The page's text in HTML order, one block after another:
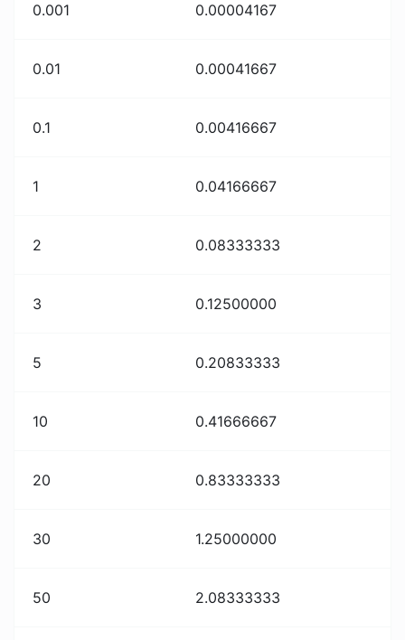
0.001 0.00004167
0.01 0.00041667
0.1 0.00416667
1 0.04166667
2 0.08333333
3 0.12500000
5 0.20833333
10 0.41666667
20 0.83333333
30 1.25000000
50 2.08333333